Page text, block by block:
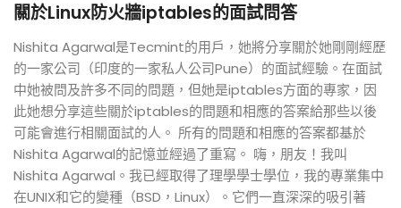
關於Linux防火牆iptables的面試問答
Nishita Agarwal是Tecmint的用戶，她將分享關於她剛剛經歷
的一家公司（印度的一家私人公司Pune）的面試經驗。在面試
中她被問及許多不同的問題，但她是iptables方面的專家，因
此她想分享這些關於iptables的問題和相應的答案給那些以後
可能會進行相關面試的人。 所有的問題和相應的答案都基於
Nishita Agarwal的記憶並經過了重寫。 嗨，朋友！我叫
Nishita Agarwal。我已經取得了理學學士學位，我的專業集中
在UNIX和它的變種（BSD，Linux）。它們一直深深的吸引著